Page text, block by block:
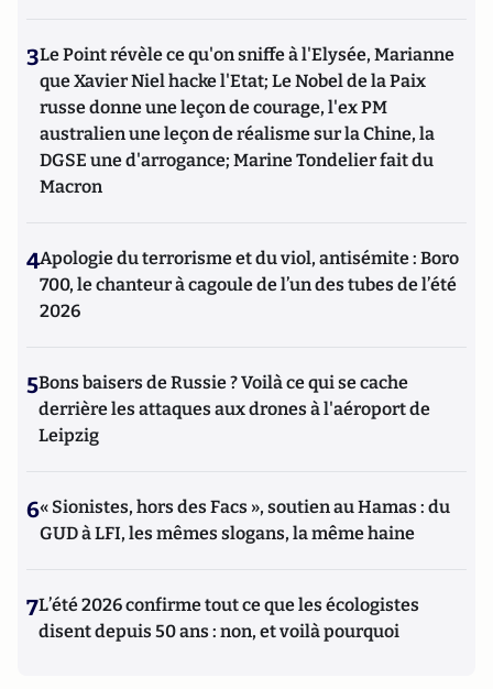
3Le Point révèle ce qu'on sniffe à l'Elysée, Marianne
que Xavier Niel hacke l'Etat; Le Nobel de la Paix
russe donne une leçon de courage, l'ex PM
australien une leçon de réalisme sur la Chine, la
DGSE une d'arrogance; Marine Tondelier fait du
Macron
4Apologie du terrorisme et du viol, antisémite : Boro
700, le chanteur à cagoule de l’un des tubes de l’été
2026
5Bons baisers de Russie ? Voilà ce qui se cache
derrière les attaques aux drones à l'aéroport de
Leipzig
6« Sionistes, hors des Facs », soutien au Hamas : du
GUD à LFI, les mêmes slogans, la même haine
7L’été 2026 confirme tout ce que les écologistes
disent depuis 50 ans : non, et voilà pourquoi